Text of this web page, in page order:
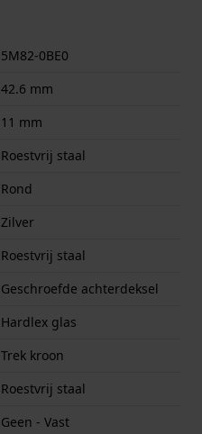
5M82-0BE0
42.6 mm
11 mm
Roestvrij staal
Rond
Zilver
Roestvrij staal
Geschroefde achterdeksel
Hardlex glas
Trek kroon
Roestvrij staal
Geen - Vast